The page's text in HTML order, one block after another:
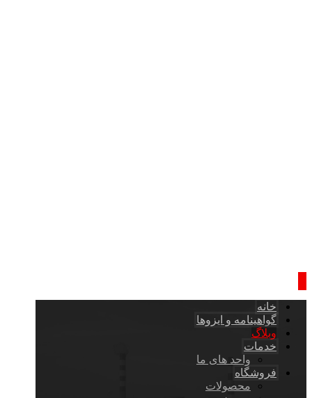
خانه
گواهینامه و ایزوها
وبلاگ
خدمات
واحد های ما
فروشگاه
محصولات